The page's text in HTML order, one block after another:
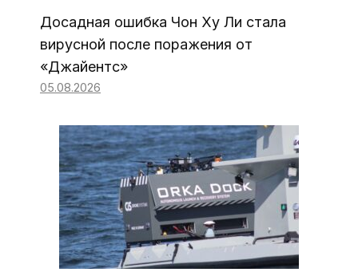
Досадная ошибка Чон Ху Ли стала
вирусной после поражения от
«Джайентс»
05.08.2026